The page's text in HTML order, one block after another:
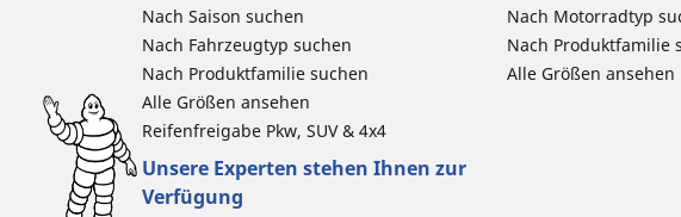
Nach Saison suchen
Nach Fahrzeugtyp suchen
Nach Produktfamilie suchen
Alle Größen ansehen
Reifenfreigabe Pkw, SUV & 4x4
Nach Motorradtyp
Nach Produktfamilie
Alle Größen ansehen
Unsere Experten stehen Ihnen zur
Verfügung